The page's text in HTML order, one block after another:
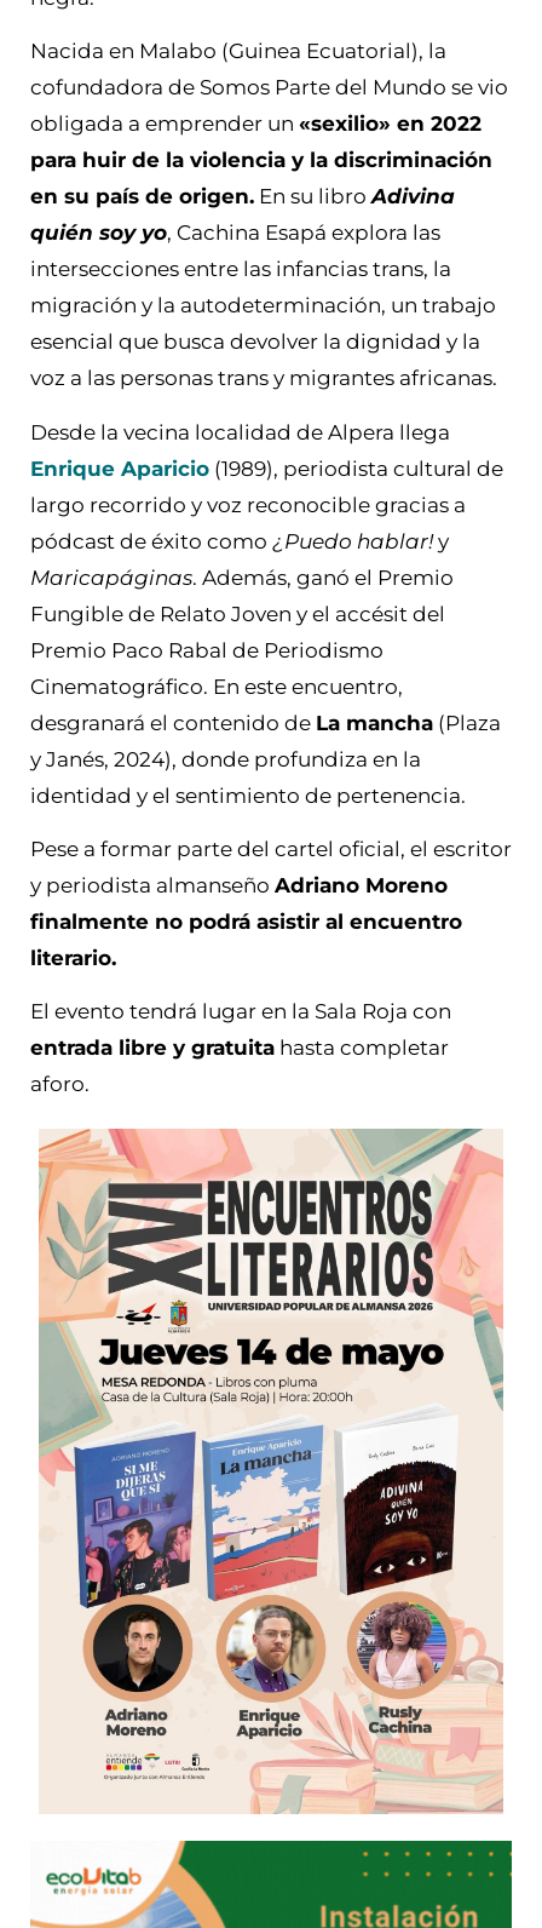
Nacida en Malabo (Guinea Ecuatorial), la
cofundadora de Somos Parte del Mundo se vio
obligada a emprender un «sexilio» en 2022
para huir de la violencia y la discriminación
en su país de origen. En su libroAdivina
quién soy yo, Cachina Esapá explora las
intersecciones entre las infancias trans, la
migración y la autodeterminación, un trabajo
esencial que busca devolver la dignidad y la
voz a las personas trans y migrantes africanas.
Desde la vecina localidad de Alpera llega
Enrique Aparicio (1989), periodista cultural de
largo recorrido y voz reconocible gracias a
pódcast de éxito como ¿Puedo hablar!y
Maricapáginas. Además, ganó el Premio
Fungible de Relato Joven y el accésit del
Premio Paco Rabal de Periodismo
Cinematográfico. En este encuentro,
desgranará el contenido de La mancha (Plaza
y Janés, 2024), donde profundiza en la
identidad y el sentimiento de pertenencia.
Pese a formar parte del cartel oficial, el escritor
y periodista almanseño Adriano Moreno
finalmente no podrá asistir al encuentro
literario.
El evento tendrá lugar en la Sala Roja con
entrada libre y gratuita hasta completar
aforo.